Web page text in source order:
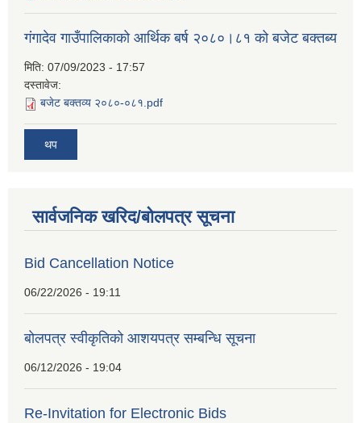
गंगादेव गाउँपालिकाको आर्थिक बर्ष २०८०।८१ को बजेट बक्तब्य
मिति: 07/09/2023 - 17:57
दस्तावेज:
बजेट बक्तव्य २०८०-०८१.pdf
थप
सार्वजनिक खरिद/बोलपत्र सूचना
Bid Cancellation Notice
06/22/2026 - 19:11
बोलपत्र स्वीकृतिको आशयपत्र सम्बन्धि सूचना
06/12/2026 - 19:04
Re-Invitation for Electronic Bids